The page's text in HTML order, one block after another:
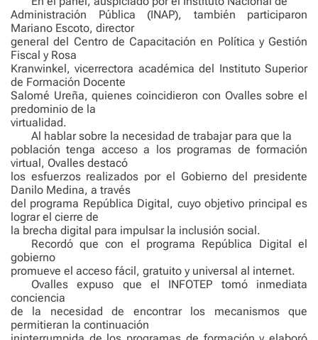
Administración Pública (INAP), también participaron
Mariano Escoto, director
general del Centro de Capacitación en Política y Gestión
Fiscal y Rosa
Kranwinkel, vicerrectora académica del Instituto Superior
de Formación Docente
Salomé Ureña, quienes coincidieron con Ovalles sobre el
predominio de la
virtualidad.
Al hablar sobre la necesidad de trabajar para que la
población tenga acceso a los programas de formación
virtual, Ovalles destacó
los esfuerzos realizados por el Gobierno del presidente
Danilo Medina, a través
del programa República Digital, cuyo objetivo principal es
lograr el cierre de
la brecha digital para impulsar la inclusión social.
Recordó que con el programa República Digital el
gobierno
promueve el acceso fácil, gratuito y universal al internet.
Ovalles expuso que el INFOTEP tomó inmediata
conciencia
de la necesidad de encontrar los mecanismos que
permitieran la continuación